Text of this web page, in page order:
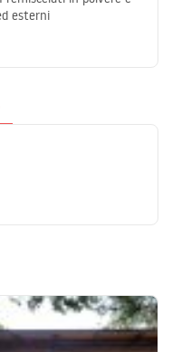
esterni